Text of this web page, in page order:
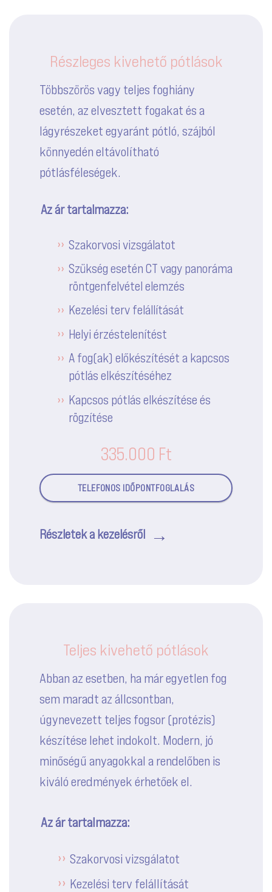
Részleges kivehető pótlások
Többszörös vagy teljes foghiány
esetén, az elvesztett fogakat és a
lágyrészeket egyaránt pótló, szájból
könnyedén eltávolítható
pótlásféleségek.
Az ár tartalmazza:
Szakorvosi vizsgálatot
Szükség esetén CT vagy panoráma
röntgenfelvétel elemzés
Kezelési terv felállítását
Helyi érzéstelenítést
A fog(ak) előkészítését a kapcsos
pótlás elkészítéséhez
Kapcsos pótlás elkészítése és
rögzítése
335.000 Ft
TELEFONOS IDŐPONTFOGLALÁS
Részletek a kezelésről
Teljes kivehető pótlások
Abban az esetben, ha már egyetlen fog
sem maradt az állcsontban,
úgynevezett teljes fogsor (protézis)
készítése lehet indokolt. Modern, jó
minőségű anyagokkal a rendelőben is
kiváló eredmények érhetőek el.
Az ár tartalmazza:
Szakorvosi vizsgálatot
Kezelési terv felállítását